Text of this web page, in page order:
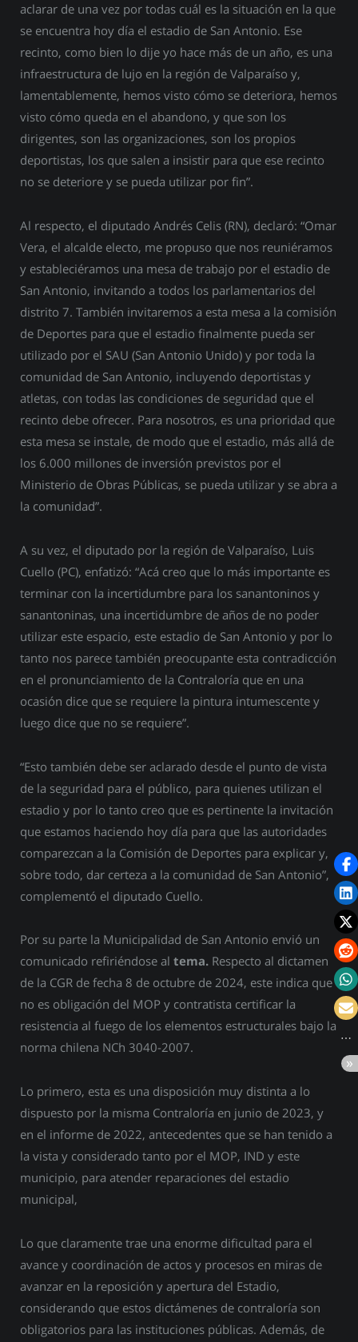
aclarar de una vez por todas cuál es la situación en la que
se encuentra hoy día el estadio de San Antonio. Ese
recinto, como bien lo dije yo hace más de un año, es una
infraestructura de lujo en la región de Valparaíso y,
lamentablemente, hemos visto cómo se deteriora, hemos
visto cómo queda en el abandono, y que son los
dirigentes, son las organizaciones, son los propios
deportistas, los que salen a insistir para que ese recinto
no se deteriore y se pueda utilizar por fin”.
Al respecto, el diputado Andrés Celis (RN), declaró: “Omar
Vera, el alcalde electo, me propuso que nos reuniéramos
y estableciéramos una mesa de trabajo por el estadio de
San Antonio, invitando a todos los parlamentarios del
distrito 7. También invitaremos a esta mesa a la comisión
de Deportes para que el estadio finalmente pueda ser
utilizado por el SAU (San Antonio Unido) y por toda la
comunidad de San Antonio, incluyendo deportistas y
atletas, con todas las condiciones de seguridad que el
recinto debe ofrecer. Para nosotros, es una prioridad que
esta mesa se instale, de modo que el estadio, más allá de
los 6.000 millones de inversión previstos por el
Ministerio de Obras Públicas, se pueda utilizar y se abra a
la comunidad”.
A su vez, el diputado por la región de Valparaíso, Luis
Cuello (PC), enfatizó: “Acá creo que lo más importante es
terminar con la incertidumbre para los sanantoninos y
sanantoninas, una incertidumbre de años de no poder
utilizar este espacio, este estadio de San Antonio y por lo
tanto nos parece también preocupante esta contradicción
en el pronunciamiento de la Contraloría que en una
ocasión dice que se requiere la pintura intumescente y
luego dice que no se requiere”.
“Esto también debe ser aclarado desde el punto de vista
de la seguridad para el público, para quienes utilizan el
estadio y por lo tanto creo que es pertinente la invitación
que estamos haciendo hoy día para que las autoridades
comparezcan a la Comisión de Deportes para explicar y,
sobre todo, dar certeza a la comunidad de San Antonio”,
complementó el diputado Cuello.
Por su parte la Municipalidad de San Antonio envió un
comunicado refiriéndose al tema. Respecto al dictamen
de la CGR de fecha 8 de octubre de 2024, este indica que
no es obligación del MOP y contratista certificar la
resistencia al fuego de los elementos estructurales bajo la
norma chilena NCh 3040-2007.
Lo primero, esta es una disposición muy distinta a lo
dispuesto por la misma Contraloría en junio de 2023, y
en el informe de 2022, antecedentes que se han tenido a
la vista y considerado tanto por el MOP, IND y este
municipio, para atender reparaciones del estadio
municipal,
Lo que claramente trae una enorme dificultad para el
avance y coordinación de actos y procesos en miras de
avanzar en la reposición y apertura del Estadio,
considerando que estos dictámenes de contraloría son
obligatorios para las instituciones públicas. Además, de